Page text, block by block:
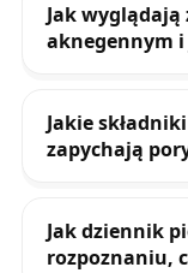
Jak
aknegennym
Jakie
zapychają
Jak dziennik
rozpoznaniu,